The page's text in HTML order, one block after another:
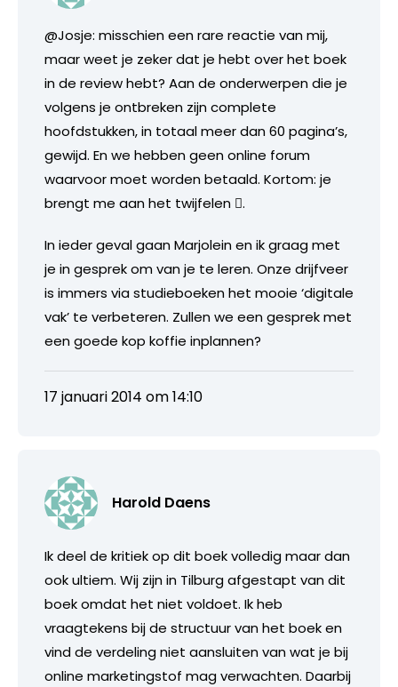
@Josje: misschien een rare reactie van mij,
maar weet je zeker dat je hebt over het boek
in de review hebt? Aan de onderwerpen die je
volgens je ontbreken zijn complete
hoofdstukken, in totaal meer dan 60 pagina’s,
gewijd. En we hebben geen online forum
waarvoor moet worden betaald. Kortom: je
brengt me aan het twijfelen .
In ieder geval gaan Marjolein en ik graag met
je in gesprek om van je te leren. Onze drijfveer
is immers via studieboeken het mooie ‘digitale
vak’ te verbeteren. Zullen we een gesprek met
een goede kop koffie inplannen?
17 januari 2014 om 14:10
Harold Daens
Ik deel de kritiek op dit boek volledig maar dan
ook ultiem. Wij zijn in Tilburg afgestapt van dit
boek omdat het niet voldoet. Ik heb
vraagtekens bij de structuur van het boek en
vind de verdeling niet aansluiten van wat je bij
online marketingstof mag verwachten. Daarbij